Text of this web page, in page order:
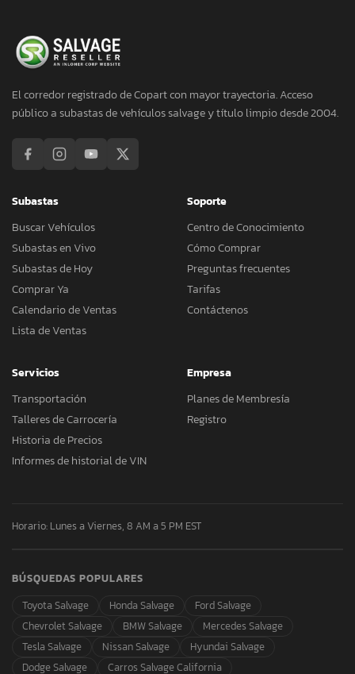
El corredor registrado de Copart con mayor trayectoria. Acceso
público a subastas de vehículos salvage y título limpio desde 2004.
Subastas
Buscar Vehículos
Subastas en Vivo
Subastas de Hoy
Comprar Ya
Calendario de Ventas
Lista de Ventas
Soporte
Centro de Conocimiento
Cómo Comprar
Preguntas frecuentes
Tarifas
Contáctenos
Servicios
Transportación
Talleres de Carrocería
Historia de Precios
Informes de historial de VIN
Empresa
Planes de Membresía
Registro
Horario: Lunes a Viernes, 8 AM a 5 PM EST
BÚSQUEDAS POPULARES
Toyota Salvage
Honda Salvage
Ford Salvage
Chevrolet Salvage
BMW Salvage
Mercedes Salvage
Tesla Salvage
Nissan Salvage
Hyundai Salvage
Dodge Salvage
Carros Salvage California